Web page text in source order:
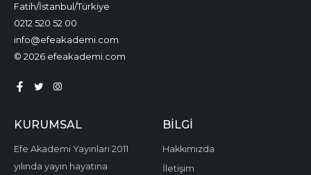
Fatih/İstanbul/Türkiye
0212 520 52 00
info@efeakademi.com
© 2026 efeakademi.com
KURUMSAL
Efe Akademi Yayınları 2011
yılında yayın hayatına
BILGI
Hakkımızda
İletişim